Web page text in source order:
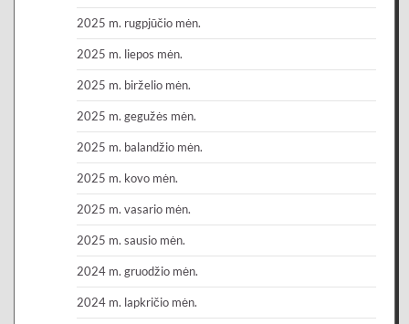
2025 m. rugpjūčio mėn.
2025 m. liepos mėn.
2025 m. birželio mėn.
2025 m. gegužės mėn.
2025 m. balandžio mėn.
2025 m. kovo mėn.
2025 m. vasario mėn.
2025 m. sausio mėn.
2024 m. gruodžio mėn.
2024 m. lapkričio mėn.